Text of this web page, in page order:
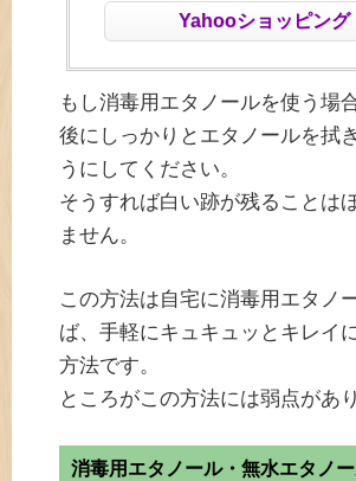
Yahooショッピング
もし消毒用エタノールを使う場
後にしっかりとエタノールを拭
うにしてください。
そうすれば白い跡が残ることは
ません。
この方法は自宅に消毒用エタノ
ば、手軽にキュキュッとキレイ
方法です。
ところがこの方法には弱点があ
消毒用エタノール・無水エタノ